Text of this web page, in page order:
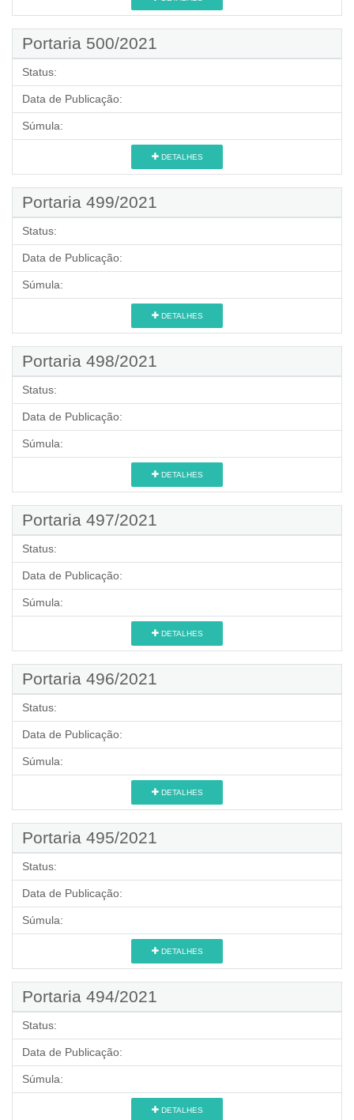
Portaria 500/2021
Status:
Data de Publicação:
Súmula:
DETALHES
Portaria 499/2021
Status:
Data de Publicação:
Súmula:
DETALHES
Portaria 498/2021
Status:
Data de Publicação:
Súmula:
DETALHES
Portaria 497/2021
Status:
Data de Publicação:
Súmula:
DETALHES
Portaria 496/2021
Status:
Data de Publicação:
Súmula:
DETALHES
Portaria 495/2021
Status:
Data de Publicação:
Súmula:
DETALHES
Portaria 494/2021
Status:
Data de Publicação:
Súmula:
DETALHES